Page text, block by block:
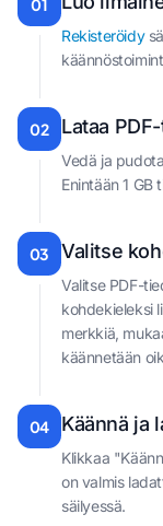
01
Rekisteröidy
02 Lataa
Vedä ja
Enintään 1
03 Valitse
Valitse PDF-
kohdekieleksi
merkkiä,
käännetään
04 Käännä ja
Klikkaa
on valmis
säilyessä.